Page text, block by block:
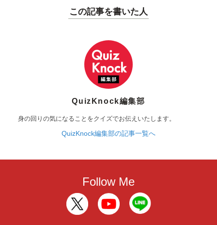
この記事を書いた人
QuizKnock編集部
身の回りの気になることをクイズでお伝えいたします。
QuizKnock編集部の記事一覧へ
Follow Me